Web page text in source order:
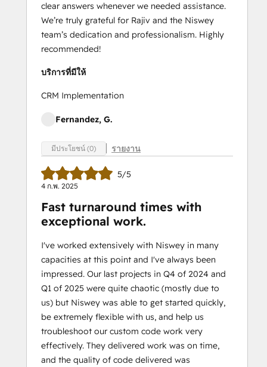
clear answers whenever we needed assistance.
We’re truly grateful for Rajiv and the Niswey
team’s dedication and professionalism. Highly
recommended!
บริการที่มีให้
CRM Implementation
Fernandez, G.
มีประโยชน์ (0) รายงาน
5/5
4 ก.พ. 2025
Fast turnaround times with
exceptional work.
I've worked extensively with Niswey in many
capacities at this point and I've always been
impressed. Our last projects in Q4 of 2024 and
Q1 of 2025 were quite chaotic (mostly due to
us) but Niswey was able to get started quickly,
be extremely flexible with us, and help us
troubleshoot our custom code work very
effectively. They delivered work was on time,
and the quality of code delivered was